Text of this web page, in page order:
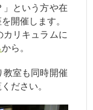
」という方や在
開催します。
リキュラムに
から。
教室も同時開催
ださい。